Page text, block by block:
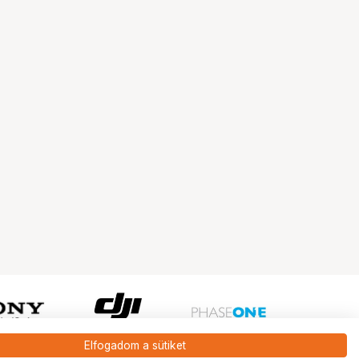
Elfogadom a sütiket